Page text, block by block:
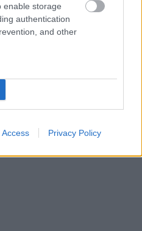
enable storage
authentication
and other
Access Privacy Policy